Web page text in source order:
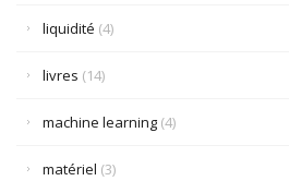
liquidité (4)
livres (14)
machine learning (4)
matériel (3)